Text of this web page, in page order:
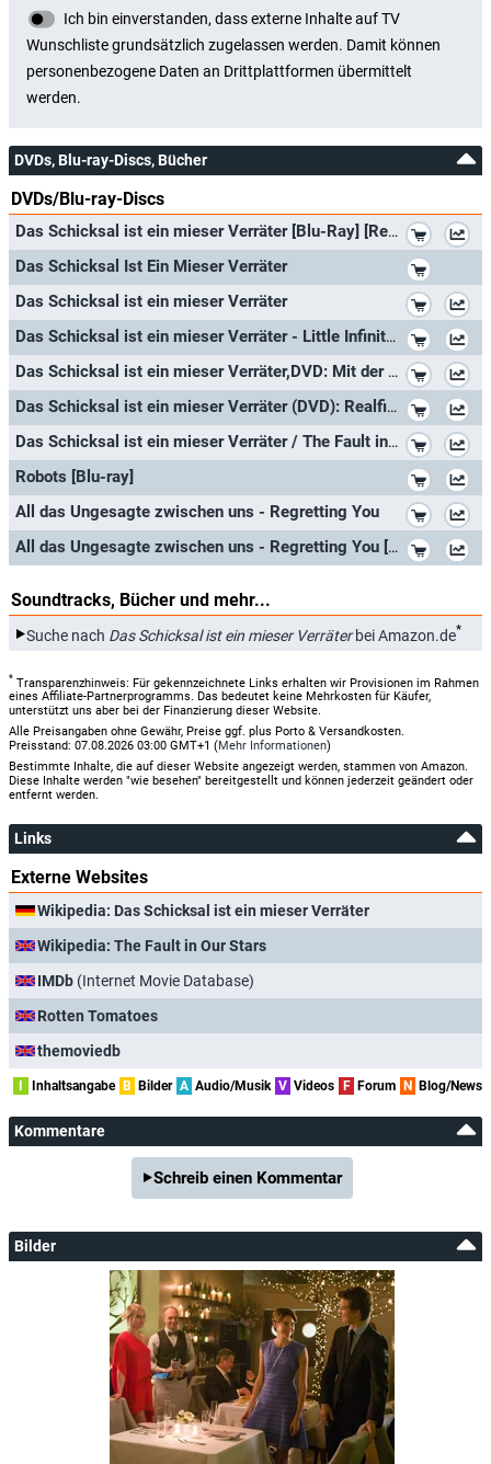
DVDs, Blu-ray-Discs, Bücher
DVDs/Blu-ray-Discs
Das Schicksal ist ein mieser Verräter [Blu-Ray] [Region B] (Deutsche Untertitel)
Das Schicksal Ist Ein Mieser Verräter
Das Schicksal ist ein mieser Verräter
Das Schicksal ist ein mieser Verräter - Little Infinities Edition [Blu-ray]
Das Schicksal ist ein mieser Verräter,DVD: Mit der Kinofassung und der erweiterten Fassung. Empfohlen von der Filmbewertungsste
Das Schicksal ist ein mieser Verräter (DVD): Realfilm, 121 Min.
Das Schicksal ist ein mieser Verräter / The Fault in Our Stars ( ) [ Französische Import ] (Blu-Ray)
Robots [Blu-ray]
All das Ungesagte zwischen uns - Regretting You
All das Ungesagte zwischen uns - Regretting You [Blu-ray]
Soundtracks, Bücher und mehr...
Suche nach Das Schicksal ist ein mieser Verräterbei Amazon.de*
* Transparenzhinweis: Für gekennzeichnete Links erhalten wir Provisionen im Rahmen
eines Affiliate-Partnerprogramms. Das bedeutet keine Mehrkosten für Käufer,
unterstützt uns aber bei der Finanzierung dieser Website.
Alle Preisangaben ohne Gewähr, Preise ggf. plus Porto & Versandkosten.
Preisstand: 07.08.2026 03:00 GMT+1 (Mehr Informationen)
Bestimmte Inhalte, die auf dieser Website angezeigt werden, stammen von Amazon.
Diese Inhalte werden "wie besehen" bereitgestellt und können jederzeit geändert oder
entfernt werden.
Links
Externe Websites
Wikipedia: Das Schicksal ist ein mieser Verräter
Wikipedia: The Fault in Our Stars
IMDb (Internet Movie Database)
Rotten Tomatoes
themoviedb
Inhaltsangabe B Bilder A Audio/Musik V Videos F Forum N Blog/News
Kommentare
Schreib einen Kommentar
Bilder